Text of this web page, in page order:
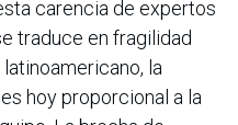
carencia de expertos
traduce en fragilidad
la
hoy proporcional a la